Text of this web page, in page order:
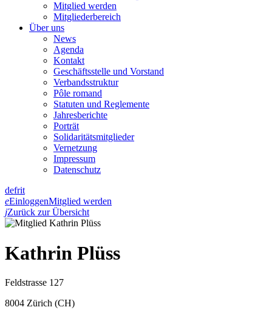
Mitglied werden
Mitgliederbereich
Über uns
News
Agenda
Kontakt
Geschäftsstelle und Vorstand
Verbandsstruktur
Pôle romand
Statuten und Reglemente
Jahresberichte
Porträt
Solidaritätsmitglieder
Vernetzung
Impressum
Datenschutz
defrit
eEinloggenMitglied werden
jZurück zur Übersicht
Kathrin Plüss
Feldstrasse 127
8004 Zürich (CH)